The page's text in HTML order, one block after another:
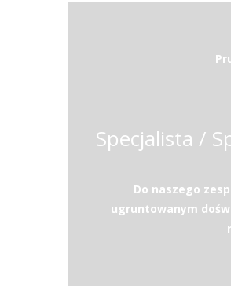
Do naszego
ugruntowanym